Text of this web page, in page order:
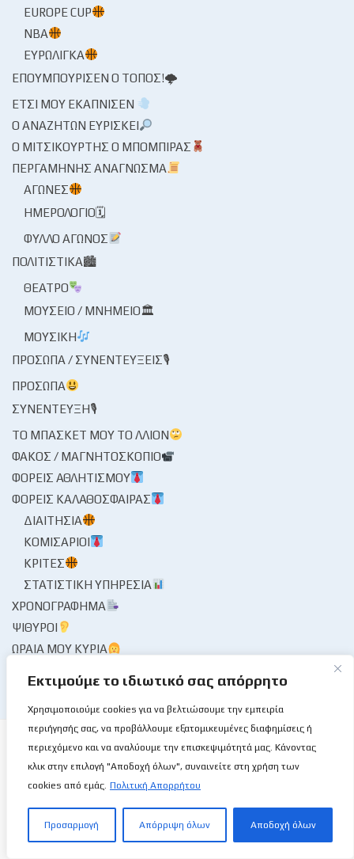
Εκτιμούμε το ιδιωτικό σας απόρρητο
Χρησιμοποιούμε cookies για να βελτιώσουμε την εμπειρία
περιήγησής σας, να προβάλλουμε εξατομικευμένες διαφημίσεις ή
περιεχόμενο και να αναλύουμε την επισκεψιμότητά μας. Κάνοντας
κλικ στην επιλογή "Αποδοχή όλων", συναινείτε στη χρήση των
cookies από εμάς. Πολιτική Απορρήτου
Προσαρμογή Απόρριψη όλων Αποδοχή όλων
EUROPE CUP
NBA
ΕΥΡΩΛΊΓΚΑ
ΕΠΟΥΜΠΟΎΡΙΣΕΝ Ο ΤΌΠΟΣ!🌩
ΈΤΣΙ ΜΟΥ ΕΚΆΠΝΙΣΕΝ
Ο ΑΝΑΖΗΤΏΝ ΕΥΡΊΣΚΕΙ
Ο ΜΙΤΣΙΚΟΥΡΤΉΣ Ο ΜΠΌΜΠΙΡΑΣ
ΠΕΡΓΑΜΗΝΉΣ ΑΝΆΓΝΩΣΜΑ
ΑΓΏΝΕΣ
ΗΜΕΡΟΛΌΓΙΟ🗓
ΦΎΛΛΟ ΑΓΏΝΟΣ
ΠΟΛΙΤΙΣΤΙΚΆ🏙
ΘΈΑΤΡΟ
ΜΟΥΣΕΊΟ / ΜΝΗΜΕΊΟ🏛
ΜΟΥΣΙΚΉ
ΠΡΌΣΩΠΑ / ΣΥΝΕΝΤΕΎΞΕΙΣ🎙
ΠΡΌΣΩΠΑ
ΣΥΝΈΝΤΕΥΞΗ🎙
ΤΟ ΜΠΆΣΚΕΤ ΜΟΥ ΤΟ ΛΛΊΟΝ
ΦΑΚΌΣ / ΜΑΓΝΗΤΟΣΚΌΠΙΟ
ΦΟΡΕΊΣ ΑΘΛΗΤΙΣΜΟΎ
ΦΟΡΕΊΣ ΚΑΛΑΘΌΣΦΑΙΡΑΣ
ΔΙΑΙΤΗΣΊΑ
ΚΟΜΙΣΆΡΙΟΙ
ΚΡΙΤΈΣ
ΣΤΑΤΙΣΤΙΚΉ ΥΠΗΡΕΣΊΑ
ΧΡΟΝΟΓΡΆΦΗΜΑ
ΨΊΘΥΡΟΙ
ΩΡΑΊΑ ΜΟΥ ΚΥΡΊΑ
Το Basketball Stories στις επάλξεις!
Μια νέα ιστοσελίδα εμφανίζεται σήμερα μπροστά στις οθόνες